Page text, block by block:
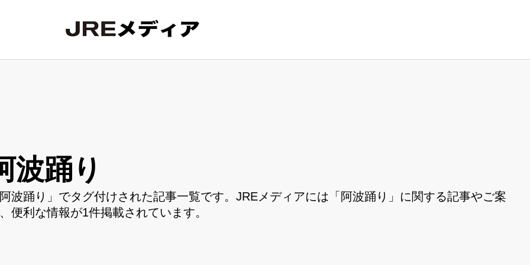
波踊り
波踊り」でタグ付けされた記事一覧です。JREメディアには「阿波踊り」に関する記事やご案
便利な情報が1件掲載されています。